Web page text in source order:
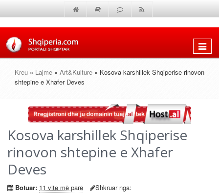
Shfaq
Kreu » Lajme » Art&Kulture » Kosova karshillek Shqiperise rinovon
shtepine e Xhafer Deves
Kosova karshillek Shqiperise
rinovon shtepine e Xhafer
Deves
Botuar: 11 vite më parë Shkruar nga: